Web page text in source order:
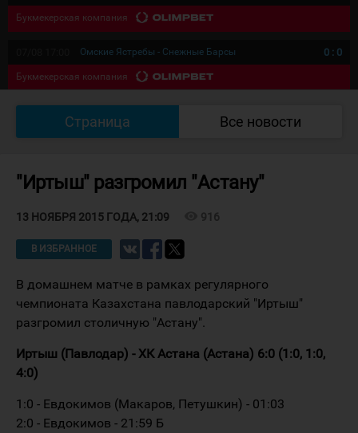
Букмекерская компания
Омские Ястребы - Снежные Барсы 0 : 0
Букмекерская компания
Букмекерская компания
Страница Все новости
"Иртыш" разгромил "Астану"
13 НОЯБРЯ 2015 ГОДА, 21:09 916
В ИЗБРАННОЕ
В домашнем матче в рамках регулярного
чемпионата Казахстана павлодарский "Иртыш"
разгромил столичную "Астану".
Иртыш (Павлодар) - ХК Астана (Астана) 6:0 (1:0, 1:0,
4:0)
1:0 - Евдокимов (Макаров, Петушкин) - 01:03
2:0 - Евдокимов - 21:59 Б